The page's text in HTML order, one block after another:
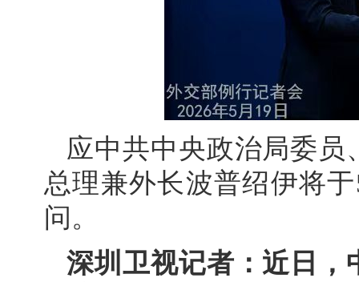
应中共中央政治局委
总理兼外长波普绍伊将
问。
深圳卫视记者：近日，